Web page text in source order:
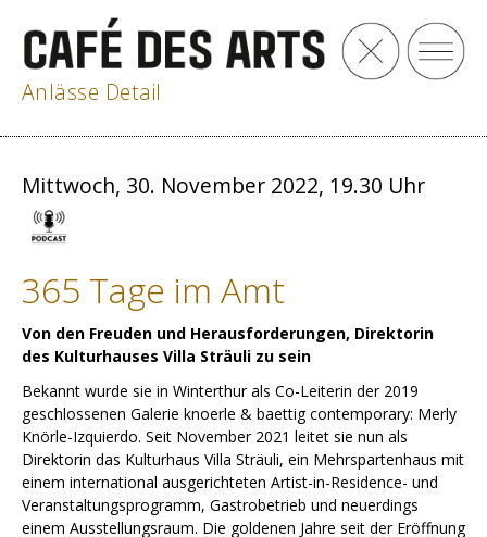
Anlässe Detail
Mittwoch, 30. November 2022, 19.30 Uhr
365 Tage im Amt
Von den Freuden und Herausforderungen, Direktorin
des Kulturhauses Villa Sträuli zu sein
Bekannt wurde sie in Winterthur als Co-Leiterin der 2019
geschlossenen Galerie knoerle & baettig contemporary: Merly
Knörle-Izquierdo. Seit November 2021 leitet sie nun als
Direktorin das Kulturhaus Villa Sträuli, ein Mehrspartenhaus mit
einem international ausgerichteten Artist-in-Residence- und
Veranstaltungsprogramm, Gastrobetrieb und neuerdings
einem Ausstellungsraum. Die goldenen Jahre seit der Eröffnung